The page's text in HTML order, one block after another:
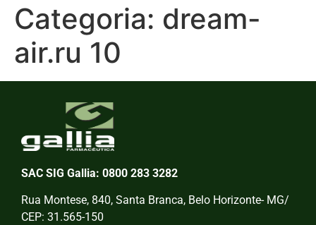
Categoria: dream-
air.ru 10
SAC SIG Gallia: 0800 283 3282
Rua Montese, 840, Santa Branca, Belo Horizonte- MG/
CEP: 31.565-150